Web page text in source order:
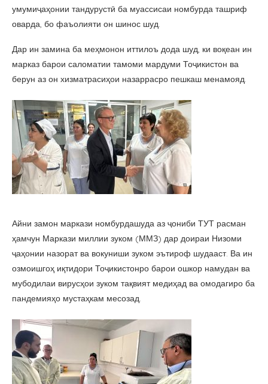
умумиҷаҳонии тандурустӣ ба муассисаи номбурда ташриф
оварда, бо фаъолияти он шинос шуд.
Дар ин замина ба меҳмонон иттилоъ дода шуд, ки воқеан ин
марказ барои саломатии тамоми мардуми Тоҷикистон ва
берун аз он хизматрасиҳои назаррасро пешкаш менамояд.
Айни замон маркази номбурдашуда аз ҷониби ТУТ расман
ҳамчун Маркази миллии зуком (ММЗ) дар доираи Низоми
ҷаҳонии назорат ва вокуниши зуком эътироф шудааст. Ва ин
озмоишгоҳ иқтидори Тоҷикистонро барои ошкор намудан ва
мубодилаи вирусҳои зуком тақвият медиҳад ва омодагиро ба
пандемияҳо мустаҳкам месозад.